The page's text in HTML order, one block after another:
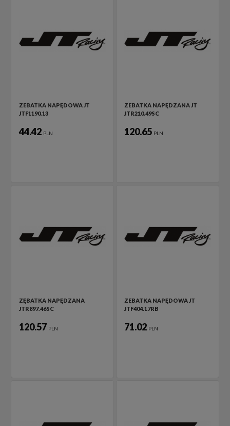
ZEBATKA NAPĘDOWA JT
JTF1190.13
44.42 PLN
ZEBATKA NAPĘDZANA JT
JTR210.49SC
120.65 PLN
ZĘBATKA NAPĘDZANA
JTR897.46SC
120.57 PLN
ZEBATKA NAPĘDOWA JT
JTF404.17RB
71.02 PLN